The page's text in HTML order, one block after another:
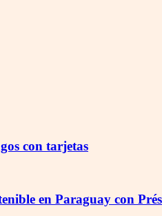
con tarjetas
en Paraguay con